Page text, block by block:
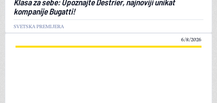
Klasa za sebe: Upoznajte Destrier, najnoviji unikat
kompanije Bugatti!
SVETSKA PREMIJERA
6/8/2026